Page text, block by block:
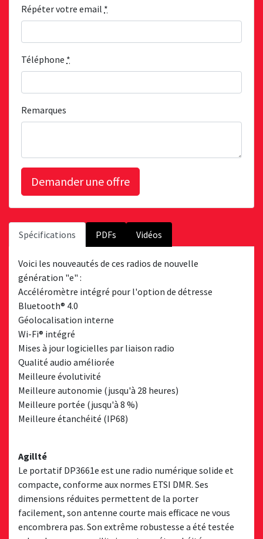
Répéter votre email *
Téléphone *
Remarques
Spécifications PDFs Vidéos
Voici les nouveautés de ces radios de nouvelle
génération "e" :
Accéléromètre intégré pour l'option de détresse
Bluetooth® 4.0
Géolocalisation interne
Wi-Fi® intégré
Mises à jour logicielles par liaison radio
Qualité audio améliorée
Meilleure évolutivité
Meilleure autonomie (jusqu'à 28 heures)
Meilleure portée (jusqu'à 8 %)
Meilleure étanchéité (IP68)
Agillté
Le portatif DP3661e est une radio numérique solide et
compacte, conforme aux normes ETSI DMR. Ses
dimensions réduites permettent de la porter
facilement, son antenne courte mais efficace ne vous
encombrera pas. Son extrême robustesse a été testée